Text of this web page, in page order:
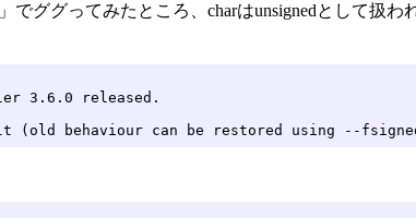
でググってみたところ、charはunsignedとして扱
3.6.0 released.
(old behaviour can be restored using --